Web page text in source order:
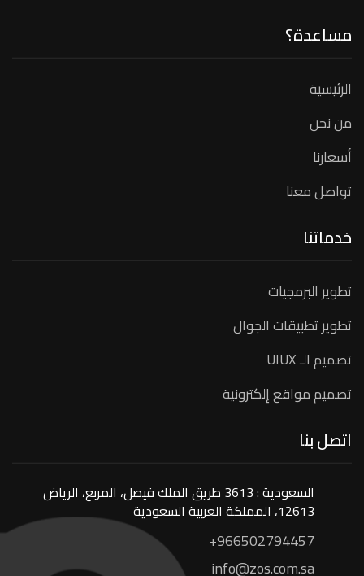
مساعدة؟
الرئيسية
من نحن
أسعارنا
تواصل معنا
خدماتنا
تطوير البرمجيات
تطوير تطبيقات الجوال
تصميم الـ UIUX
تصميم مواقع إلكترونية
اتصل بنا
السعودية : 3613 طريق الملك فيصل، المربع، الرياض
12613، المملكة العربية السعودية
+966502794457
info@zos.com.sa